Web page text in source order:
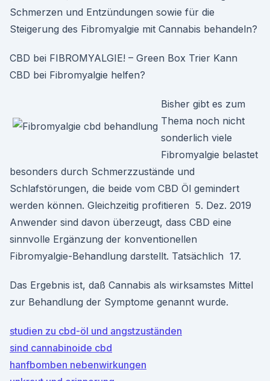
Schmerzen und Entzündungen sowie für die
Steigerung des Fibromyalgie mit Cannabis behandeln?
CBD bei FIBROMYALGIE! – Green Box Trier Kann
CBD bei Fibromyalgie helfen?
Bisher gibt es zum
Thema noch nicht
sonderlich viele
Fibromyalgie belastet
besonders durch Schmerzzustände und
Schlafstörungen, die beide vom CBD Öl gemindert
werden können. Gleichzeitig profitieren 5. Dez. 2019
Anwender sind davon überzeugt, dass CBD eine
sinnvolle Ergänzung der konventionellen
Fibromyalgie-Behandlung darstellt. Tatsächlich 17.
Das Ergebnis ist, daß Cannabis als wirksamstes Mittel
zur Behandlung der Symptome genannt wurde.
studien zu cbd-öl und angstzuständen
sind cannabinoide cbd
hanfbomben nebenwirkungen